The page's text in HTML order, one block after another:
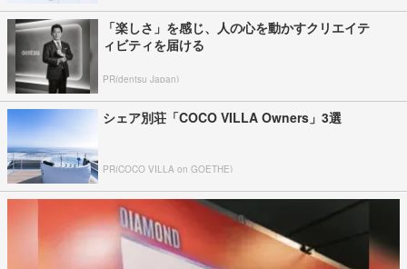
「楽しさ」を感じ、人の心を動かすクリエイテ
ィビティを届ける
PR(dentsu Japan)
シェア別荘「COCO VILLA Owners」3選
PR(COCO VILLA on GOETHE)